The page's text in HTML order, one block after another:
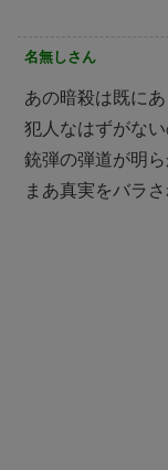
名無しさん
あの暗殺は既に
犯人なはずがない
銃弾の弾道が明
まあ真実をバラ